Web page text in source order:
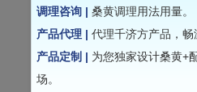
调理咨询 | 桑黄调理用法用量。
产品代理 | 代理千济方产品，畅
产品定制 | 为您独家设计桑黄+
场。